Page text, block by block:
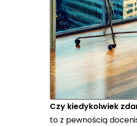
Czy kiedykolwiek
to z pewnością